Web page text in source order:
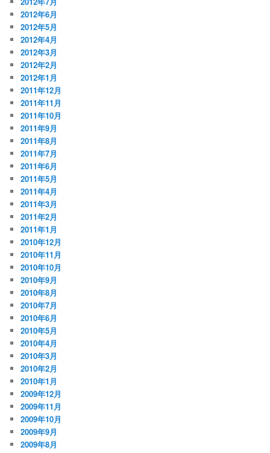
2012年6月
2012年5月
2012年4月
2012年3月
2012年2月
2012年1月
2011年12月
2011年11月
2011年10月
2011年9月
2011年8月
2011年7月
2011年6月
2011年5月
2011年4月
2011年3月
2011年2月
2011年1月
2010年12月
2010年11月
2010年10月
2010年9月
2010年8月
2010年7月
2010年6月
2010年5月
2010年4月
2010年3月
2010年2月
2010年1月
2009年12月
2009年11月
2009年10月
2009年9月
2009年8月